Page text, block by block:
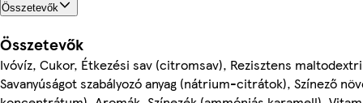
Összetevők
Összetevők
Ivóvíz, Cukor, Étkezési sav (citromsav), Rezisztens
Savanyúságot szabályozó anyag (nátrium-citrátok), Színező